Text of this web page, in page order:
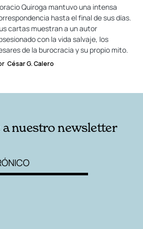
Quiroga mantuvo una intensa
hasta el final de sus días.
cartas muestran a un autor
con la vida salvaje, los
de la burocracia y su propio mito.
César G. Calero
nuestro newsletter